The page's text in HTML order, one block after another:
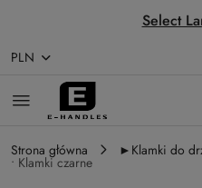
Select
Przejdź do treści
Przejdź do wyszukiwarki
Przejdź do moje konto
Przejdź do menu
Przejdź do stopki
PLN
Strona główna ►Klamki do
• Klamki czarne